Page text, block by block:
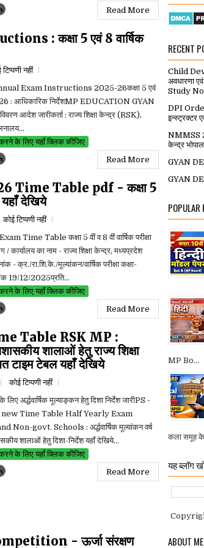
Read More
: कक्षा 5 एवं 8 वार्षिक
नहीं
Exam Instructions 2025-26कक्षा 5 एवं
26 : आधिकारिक निर्देशMP EDUCATION GYAN
आदेश जारीकर्ता : राज्य शिक्षा केन्द्र (RSK),
के लिए यहाँ क्लिक कीजिए
Read More
Time Table pdf - कक्षा 5
यहाँ देखिये
कोई टिप्पणी नहीं
Time Table कक्षा 5 वीं व 8 वीं वार्षिक परीक्षा
/ कार्यालय का नाम - राज्य शिक्षा केन्द्र, मध्यप्रदेश
- क्र./रा.शि.के./मूल्यांकन/वार्षिक परीक्षा कक्षा-
19/12/2025प्रति...
के लिए यहाँ क्लिक कीजिए
Read More
Table RSK MP :
शालाओं हेतु राज्य शिक्षा
टाइम टेबल यहाँ देखिये
कोई टिप्पणी नहीं
अर्द्धवार्षिक मूल्याङ्कन हेतु दिशा निर्देश जारीPS -
Time Table Half Yearly Exam
govt. Schools : अर्द्धवार्षिक मूल्यांकन वर्ष
शालाओं हेतु दिशा-निर्देश यहाँ देखिये...
के लिए यहाँ क्लिक कीजिए
Read More
- ऊर्जा संरक्षण
RECENT
Child
अवधारणा
Study
DPI Order:
इन्स्ट्रक्टर
NMMSS
केन्द्र
GYAN
GYAN
MP Bo...
कला समूह के
यह ब्लॉग
ABOUT ME